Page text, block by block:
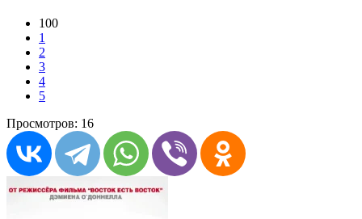
100
1
2
3
4
5
Просмотров: 16